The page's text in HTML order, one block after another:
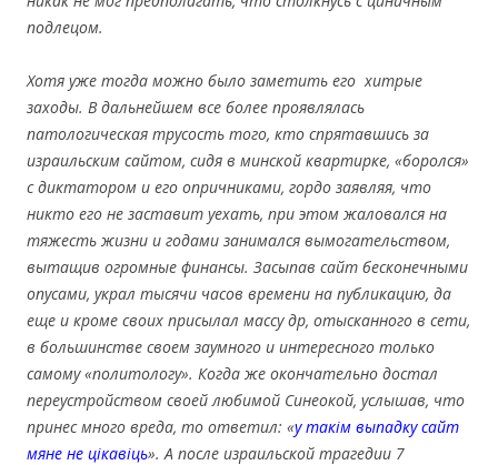
подлецом.
Хотя уже тогда можно было заметить его хитрые
заходы. В дальнейшем все более проявлялась
патологическая трусость того, кто спрятавшись за
израильским сайтом, сидя в минской квартирке, «боролся»
с диктатором и его опричниками, гордо заявляя, что
никто его не заставит уехать, при этом жаловался на
тяжесть жизни и годами занимался вымогательством,
вытащив огромные финансы. Засыпав сайт бесконечными
опусами, украл тысячи часов времени на публикацию, да
еще и кроме своих присылал массу др, отысканного в сети,
в большинстве своем заумного и интересного только
самому «политологу». Когда же окончательно достал
переустройством своей любимой Синеокой, услышав, что
принес много вреда, то ответил: «у такім выпадку сайт
мяне не цікавіць». А после израильской трагедии 7